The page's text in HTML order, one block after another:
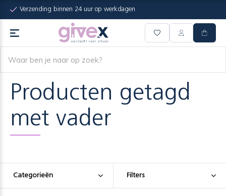
Verzending binnen 24 uur op werkdagen
Producten getagd
met vader
Categorieën Filters